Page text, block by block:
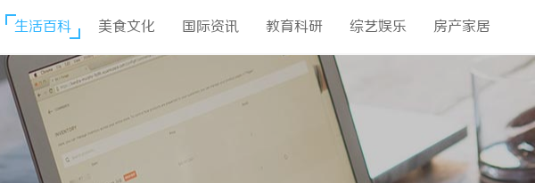
生活百科 美食文化 国际资讯 教育科研 综艺娱乐 房产家居